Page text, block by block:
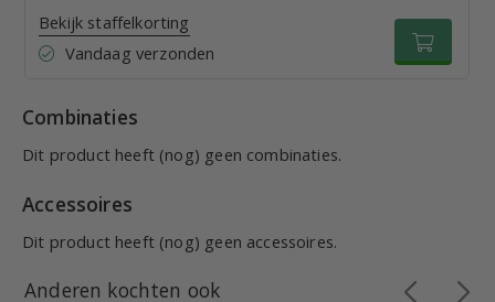
Bekijk staffelkorting
Vandaag verzonden
Combinaties
Dit product heeft (nog) geen combinaties.
Accessoires
Dit product heeft (nog) geen accessoires.
Anderen kochten ook